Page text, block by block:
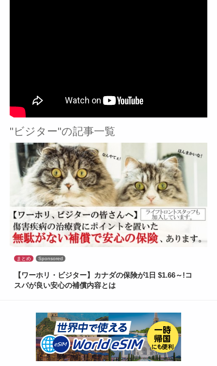
"ビジター"の記事一覧
まとめ Sponsored
【ワーホリ・ビジター】カナダの保険が1日 $1.66～!コ
スパが良い安心の補償内容とは